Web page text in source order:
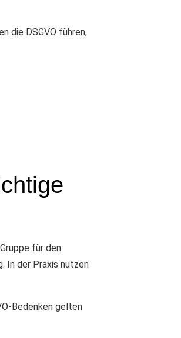
die DSGVO führen,
für den
In der Praxis nutzen
Bedenken gelten